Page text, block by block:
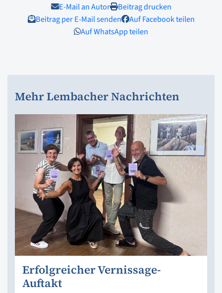
E-Mail an Autor
Beitrag drucken
Beitrag per E-Mail senden
Auf Facebook teilen
Auf WhatsApp teilen
Mehr Lembacher Nachrichten
Erfolgreicher Vernissage-
Auftakt